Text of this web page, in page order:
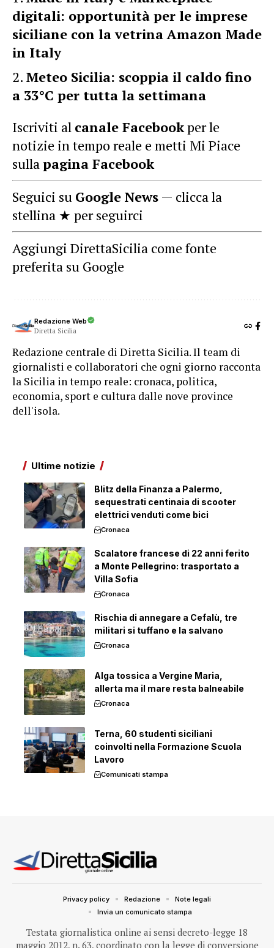
digitali: opportunità per le imprese
siciliane con la vetrina Amazon Made
in Italy
Meteo Sicilia: scoppia il caldo fino
a 33°C per tutta la settimana
Iscriviti al canale Facebookper le
notizie in tempo reale e metti Mi Piace
sullapagina Facebook
Seguici su Google News — clicca la
stellina ★ per seguirci
Aggiungi DirettaSicilia come fonte
preferita su Google
Redazione Web
Diretta Sicilia
Redazione centrale di Diretta Sicilia. Il team di
giornalisti e collaboratori che ogni giorno racconta
la Sicilia in tempo reale: cronaca, politica,
economia, sport e cultura dalle nove province
dell'isola.
Ultime notizie
Blitz della Finanza a Palermo,
sequestrati centinaia di scooter
elettrici venduti come bici
Cronaca
Scalatore francese di 22 anni ferito
a Monte Pellegrino: trasportato a
Villa Sofia
Cronaca
Rischia di annegare a Cefalù, tre
militari si tuffano e la salvano
Cronaca
Alga tossica a Vergine Maria,
allerta ma il mare resta balneabile
Cronaca
Terna, 60 studenti siciliani
coinvolti nella Formazione Scuola
Lavoro
Comunicati stampa
Testata giornalistica online ai sensi decreto-legge 18
maggio 2012, n. 63, coordinato con la legge di conversione
Privacy policy Redazione
Note legali
Invia un comunicato stampa